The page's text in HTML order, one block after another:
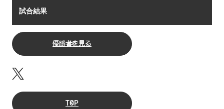
試合結果
優勝者を見る
TOP